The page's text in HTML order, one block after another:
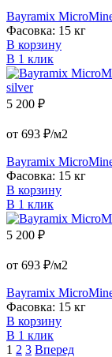
Bayramix
Фасовка: 15 кг
В корзину
В 1 клик
5 200 ₽
от 693 ₽/м2
Bayramix
Фасовка: 15 кг
В корзину
В 1 клик
5 200 ₽
от 693 ₽/м2
Bayramix
Фасовка: 15 кг
В корзину
В 1 клик
1 2 3 Вперед